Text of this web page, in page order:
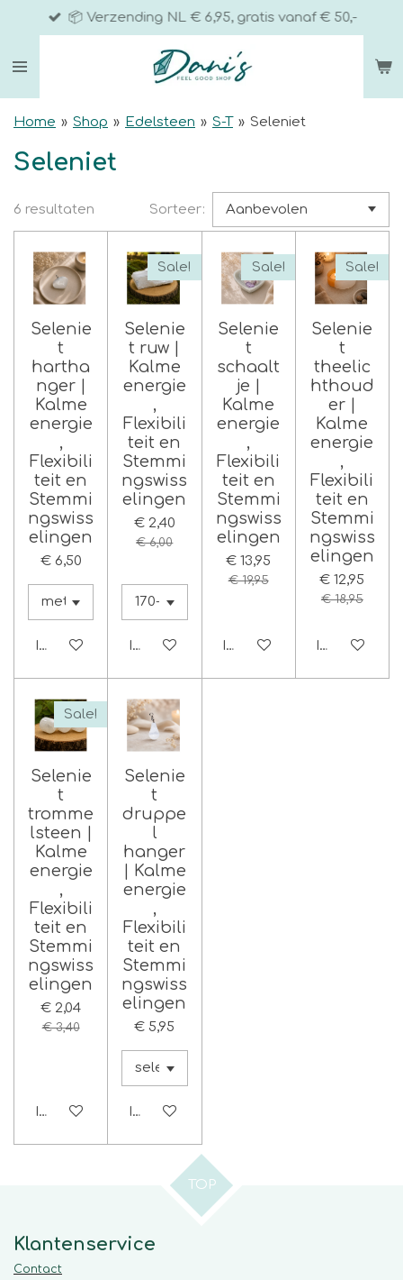
direct
naar
📦 Verzending NL € 6,95, gratis vanaf € 50,-
Home » Shop » Edelsteen » S-T » Seleniet
Seleniet
6 resultaten Sorteer:
Selenie
t
hartha
nger |
Kalme
energie
,
Flexibili
teit en
Stemmi
ngswiss
elingen
€ 6,50
In winkelwagen
Sale!
Selenie
t ruw |
Kalme
energie
,
Flexibili
teit en
Stemmi
ngswiss
elingen
€ 2,40
€ 6,00
In winkelwagen
Sale!
Selenie
t
schaalt
je |
Kalme
energie
,
Flexibili
teit en
Stemmi
ngswiss
elingen
€ 13,95
€ 19,95
In winkelwagen
Sale!
Selenie
t
theelic
hthoud
er |
Kalme
energie
,
Flexibili
teit en
Stemmi
ngswiss
elingen
€ 12,95
€ 18,95
In
Sale!
Selenie
t
tromme
lsteen |
Kalme
energie
,
Flexibili
teit en
Stemmi
ngswiss
elingen
€ 2,04
€ 3,40
In winkelwagen
Selenie
t
druppe
l
hanger
| Kalme
energie
,
Flexibili
teit en
Stemmi
ngswiss
elingen
€ 5,95
In winkelwagen
TOP
Klantenservice
Contact